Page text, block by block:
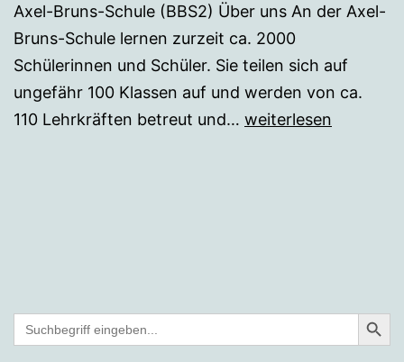
Axel-Bruns-Schule (BBS2) Über uns An der Axel-
Bruns-Schule lernen zurzeit ca. 2000
Schülerinnen und Schüler. Sie teilen sich auf
ungefähr 100 Klassen auf und werden von ca.
110 Lehrkräften betreut und… Axel-
weiterlesen
Search
for:
Search